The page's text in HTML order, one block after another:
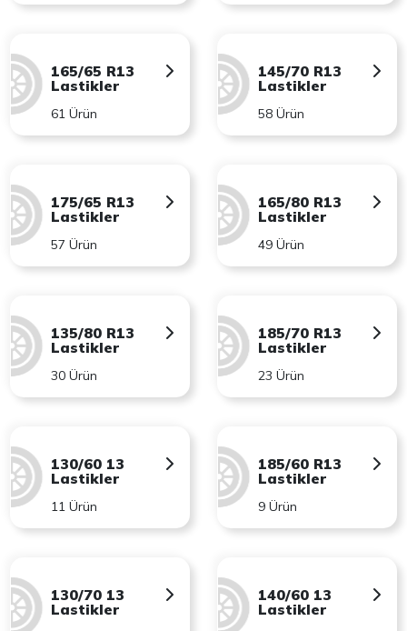
165/65 R13
Lastikler
61 Ürün
145/70 R13
Lastikler
58 Ürün
175/65 R13
Lastikler
57 Ürün
165/80 R13
Lastikler
49 Ürün
135/80 R13
Lastikler
30 Ürün
185/70 R13
Lastikler
23 Ürün
130/60 13
Lastikler
11 Ürün
185/60 R13
Lastikler
9 Ürün
130/70 13
Lastikler
140/60 13
Lastikler